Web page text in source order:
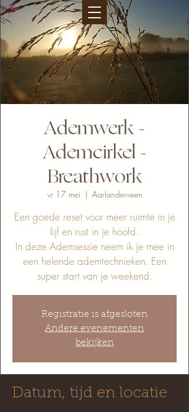
Ademwerk -
Ademcirkel -
Breathwork
vr 17 mei
  |
Aarlanderveen
Een goede reset voor meer ruimte in je
lijf en rust in je hoofd.
In deze Ademsessie neem ik je mee in
een helende ademtechnieken. Een
super start van je weekend.
Registratie is afgesloten
Andere evenementen
bekijken
Datum, tijd en locatie